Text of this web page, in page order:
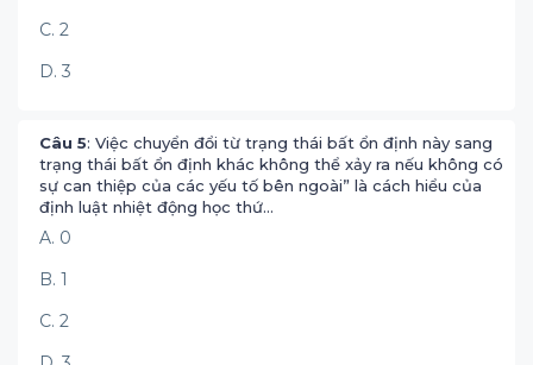
C. 2
D. 3
Câu 5: Việc chuyển đổi từ trạng thái bất ổn định này sang
trạng thái bất ổn định khác không thể xảy ra nếu không có
sự can thiệp của các yếu tố bên ngoài” là cách hiểu của
định luật nhiệt động học thứ…
A. 0
B. 1
C. 2